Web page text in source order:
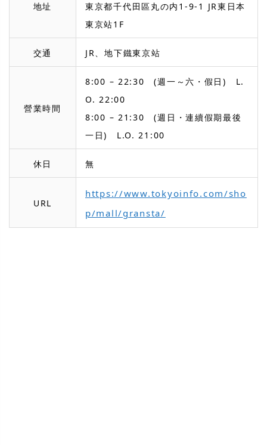
地址
東京都千代田區丸の内1-9-1 JR東日本
東京站1F
交通 JR、地下鐵東京站
營業時間
8:00 – 22:30 (週一～六・假日) L.
O. 22:00
8:00 – 21:30 (週日・連續假期最後
一日) L.O. 21:00
休日 無
URL
https://www.tokyoinfo.com/sho
p/mall/gransta/